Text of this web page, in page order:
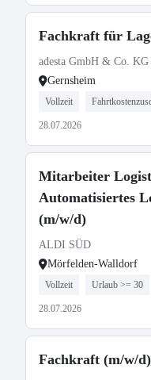
Fachkraft für
adesta GmbH & Co. KG
Gernsheim
Vollzeit
28.07.2026
Mitarbeiter
Automatisiertes
(m/w/d)
ALDI SÜD
Mörfelden-Walldorf
Vollzeit Urlaub >= 30
28.07.2026
Fachkraft (m/w/